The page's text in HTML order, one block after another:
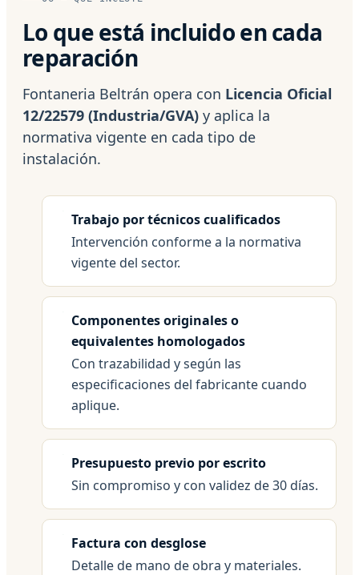
Lo que está incluido en cada
reparación
Fontaneria Beltrán opera con Licencia Oficial
12/22579 (Industria/GVA) y aplica la
normativa vigente en cada tipo de
instalación.
Trabajo por técnicos cualificados
Intervención conforme a la normativa
vigente del sector.
Componentes originales o
equivalentes homologados
Con trazabilidad y según las
especificaciones del fabricante cuando
aplique.
Presupuesto previo por escrito
Sin compromiso y con validez de 30 días.
Factura con desglose
Detalle de mano de obra y materiales.